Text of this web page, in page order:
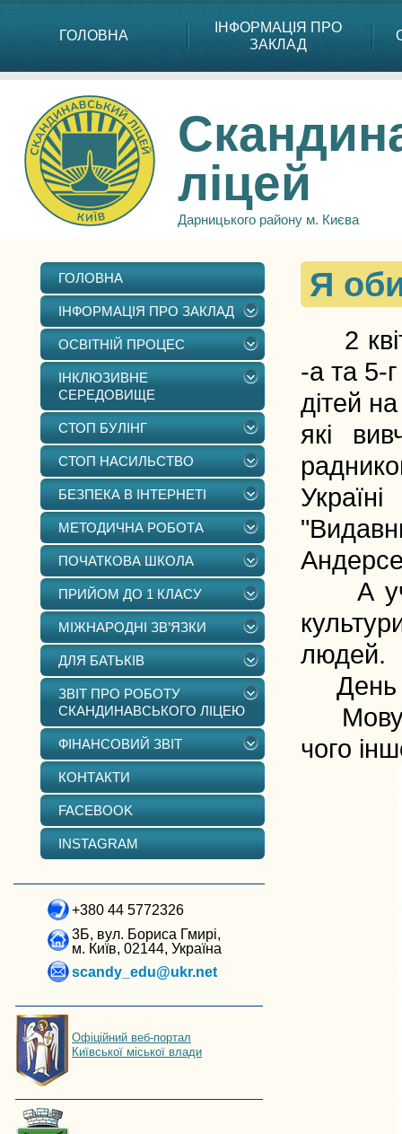
ГОЛОВНА
ІНФОРМАЦІЯ ПРО
ЗАКЛАД
ліцей
Дарницького району м. Києва
ГОЛОВНА
ІНФОРМАЦІЯ ПРО ЗАКЛАД
ОСВІТНІЙ ПРОЦЕС
ІНКЛЮЗИВНЕ
СЕРЕДОВИЩЕ
СТОП БУЛІНГ
СТОП НАСИЛЬСТВО
БЕЗПЕКА В ІНТЕРНЕТІ
МЕТОДИЧНА РОБОТА
ПОЧАТКОВА ШКОЛА
ПРИЙОМ ДО 1 КЛАСУ
МІЖНАРОДНІ ЗВ’ЯЗКИ
ДЛЯ БАТЬКІВ
ЗВІТ ПРО РОБОТУ
СКАНДИНАВСЬКОГО ЛІЦЕЮ
ФІНАНСОВИЙ ЗВІТ
КОНТАКТИ
FACEBOOK
INSTAGRAM
+380 44 5772326
3Б, вул. Бориса Гмирі,
м. Київ, 02144, Україна
scandy_edu@ukr.net
Офіційний веб-портал
Київської міської влади
Я
2
-а та 5-
дітей
які
А
людей.
День
Мову
чого